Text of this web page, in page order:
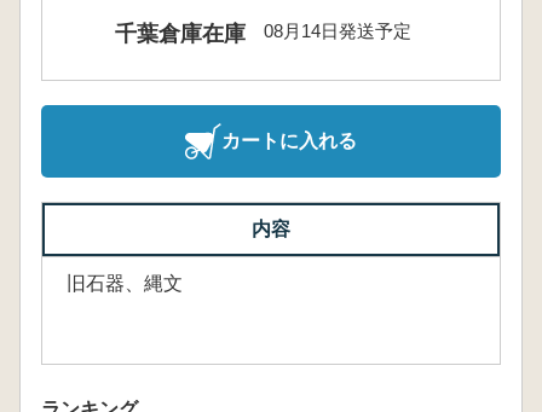
千葉倉庫在庫
08月14日発送予定
カートに入れる
内容
旧石器、縄文